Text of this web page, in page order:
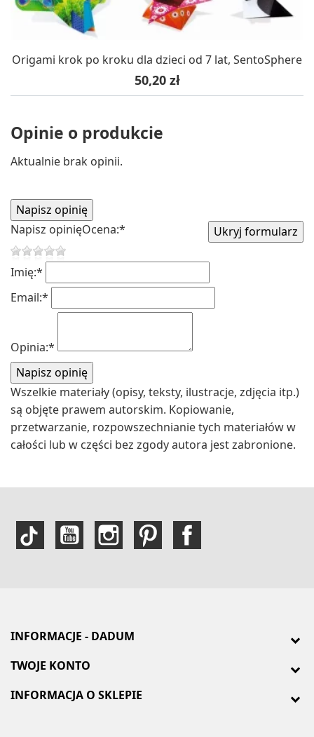
Origami krok po kroku dla dzieci od 7 lat, SentoSphere
Cena
50,20 zł
Opinie o produkcie
Aktualnie brak opinii.
Napisz opinięOcena:*
Imię:*
Email:*
Opinia:*
Wszelkie materiały (opisy, teksty, ilustracje, zdjęcia itp.)
są objęte prawem autorskim. Kopiowanie,
przetwarzanie, rozpowszechnianie tych materiałów w
całości lub w części bez zgody autora jest zabronione.
INFORMACJE - DADUM
TWOJE KONTO
INFORMACJA O SKLEPIE